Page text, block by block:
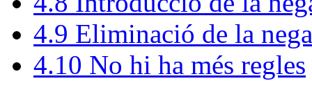
4.9 Eliminació de la
4.10 No hi ha més regles